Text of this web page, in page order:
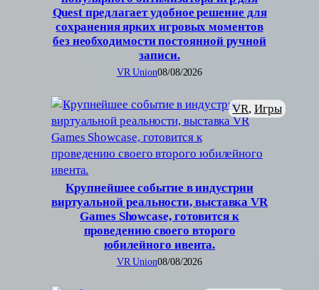
Quest предлагает удобное решение для
сохранения ярких игровых моментов
без необходимости постоянной ручной
записи.
VR Union08/08/2026
Крупнейшее событие в индустрии
виртуальной реальности, выставка VR
Games Showcase, готовится к
проведению своего второго
юбилейного ивента.
VR, Игры
VR Union08/08/2026